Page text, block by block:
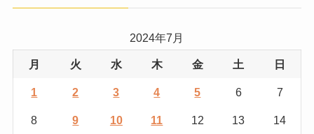
2024年7月
月 火 水 木 金 土 日
1 2 3 4 5 6 7
8 9 10 11 12 13 14